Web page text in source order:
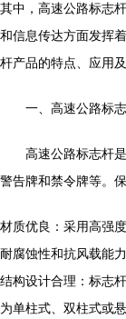
其中，高速公路标志
和信息传达方面发挥
杆产品的特点、应用
一、高速公路标
高速公路标志杆
警告牌和禁令牌等。
材质优良：采用高强
耐腐蚀性和抗风载能
结构设计合理：标志
为单柱式、双柱式或